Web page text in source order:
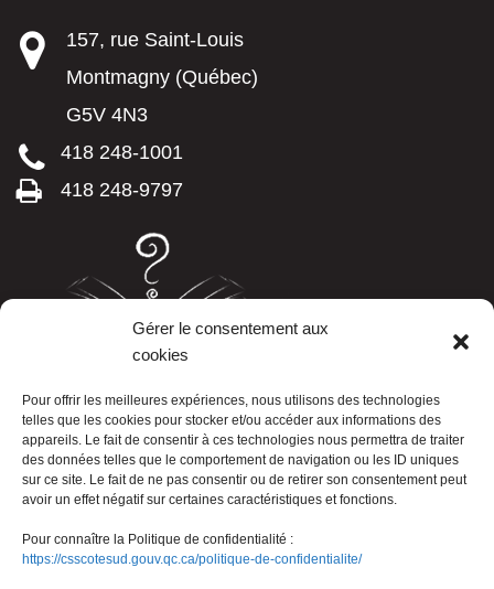
Gérer le consentement aux
cookies
Pour offrir les meilleures expériences, nous utilisons des technologies
telles que les cookies pour stocker et/ou accéder aux informations des
appareils. Le fait de consentir à ces technologies nous permettra de traiter
des données telles que le comportement de navigation ou les ID uniques
sur ce site. Le fait de ne pas consentir ou de retirer son consentement peut
avoir un effet négatif sur certaines caractéristiques et fonctions.
Pour connaître la Politique de confidentialité :
https://csscotesud.gouv.qc.ca/politique-de-confidentialite/
157, rue Saint-Louis
Montmagny (Québec)
G5V 4N3
418 248-1001
418 248-9797
LISTE TÉLÉPHONIQUE
Nous joindre